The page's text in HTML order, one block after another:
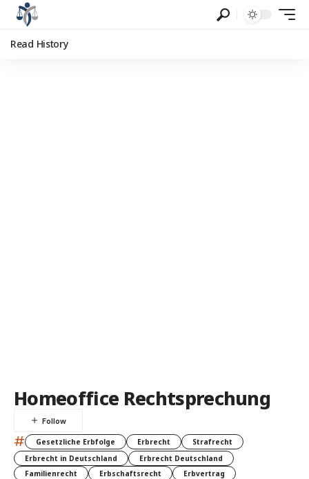
Read History
Homeoffice Rechtsprechung
# Gesetzliche Erbfolge Erbrecht
Strafrecht
Erbrecht in Deutschland
Erbrecht Deutschland
Familienrecht
Erbschaftsrecht
Erbvertrag